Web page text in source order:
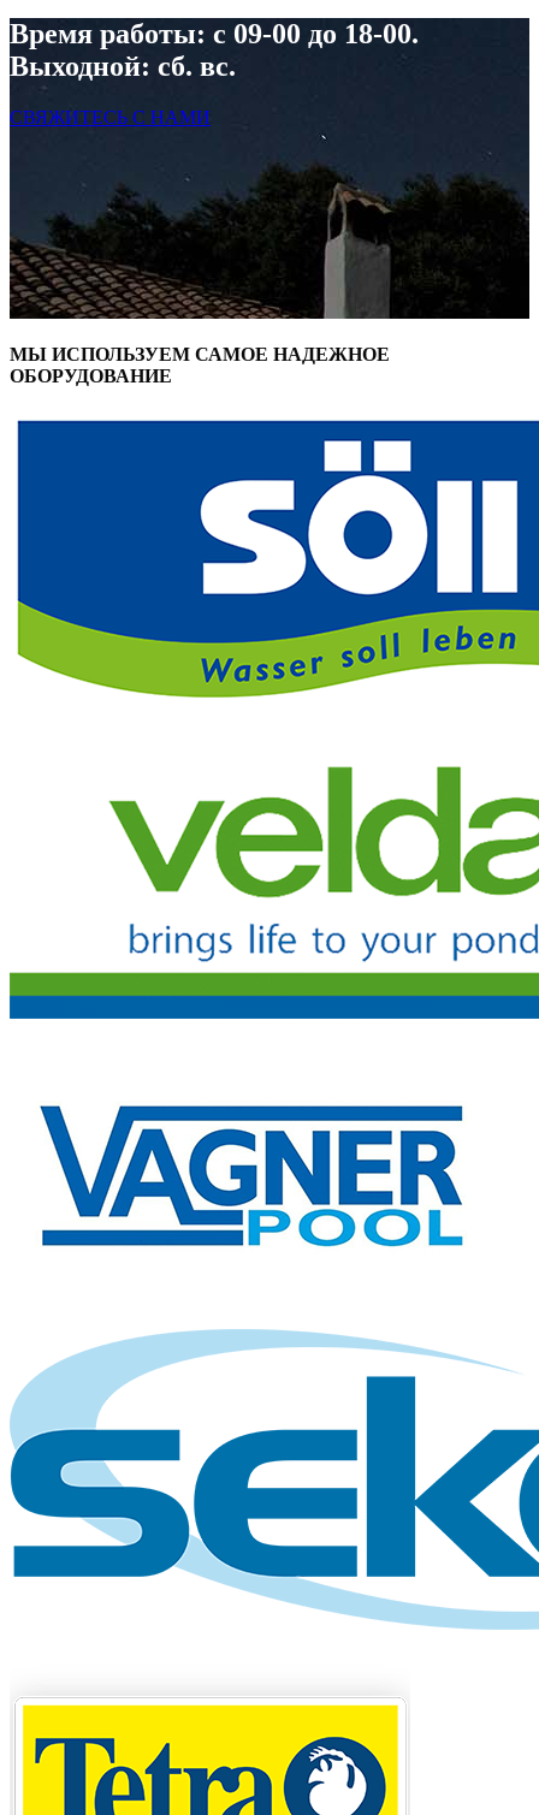
Время работы: с 09-00 до 18-00.
Выходной: сб. вс.
СВЯЖИТЕСЬ С НАМИ
МЫ ИСПОЛЬЗУЕМ САМОЕ НАДЕЖНОЕ
ОБОРУДОВАНИЕ